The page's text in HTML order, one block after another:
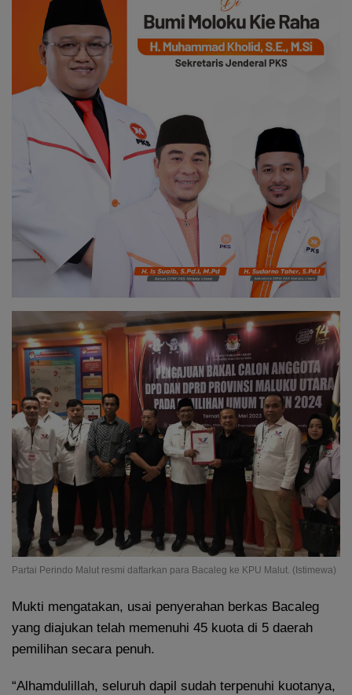
Partai Perindo Malut resmi daftarkan para Bacaleg ke KPU Malut. (Istimewa)
Mukti mengatakan, usai penyerahan berkas Bacaleg
yang diajukan telah memenuhi 45 kuota di 5 daerah
pemilihan secara penuh.
“Alhamdulillah, seluruh dapil sudah terpenuhi kuotanya,